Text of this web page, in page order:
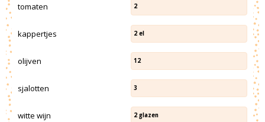
tomaten 2
kappertjes 2 el
olijven 12
sjalotten 3
witte wijn 2 glazen